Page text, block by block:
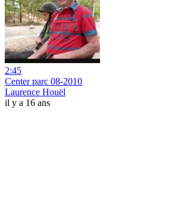
2:45
Center parc 08-2010
Laurence Houël
il y a 16 ans